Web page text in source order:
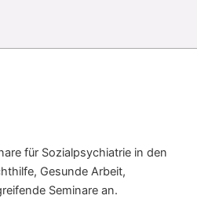
für Sozialpsychiatrie in den
Gesunde Arbeit,
Seminare an.